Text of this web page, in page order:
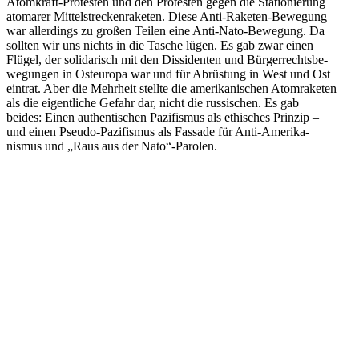
atomarer Mittel­stre­cken­ra­keten. Diese Anti-Raketen-Bewegung
war aller­dings zu großen Teilen eine Anti-Nato-Bewegung. Da
sollten wir uns nichts in die Tasche lügen. Es gab zwar einen
Flügel, der solida­risch mit den Dissi­denten und Bürger­rechts­be­
we­gungen in Osteuropa war und für Abrüstung in West und Ost
eintrat. Aber die Mehrheit stellte die ameri­ka­ni­schen Atomra­keten
als die eigent­liche Gefahr dar, nicht die russi­schen. Es gab
beides: Einen authen­ti­schen Pazifismus als ethisches Prinzip –
und einen Pseudo-Pazifismus als Fassade für Anti-Ameri­ka­
nismus und „Raus aus der Nato“-Parolen.